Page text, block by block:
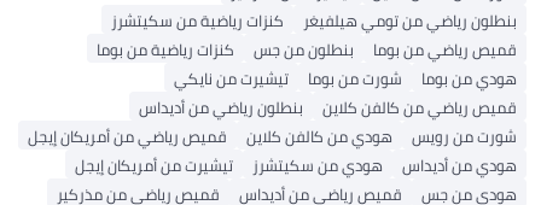
بنطلون رياضي من تومي هيلفيغر
كنزات رياضية من سكيتشرز
قميص رياضي من بوما
بنطلون من جس
كنزات رياضية من بوما
هودي من بوما
شورت من بوما
تيشيرت من نايكي
قميص رياضي من كالفن كلاين
بنطلون رياضي من أديداس
شورت من رويس
هودي من كالفن كلاين
قميص رياضي من أمريكان إيجل
هودي من أديداس
هودي من سكيتشرز
تيشيرت من أمريكان إيجل
هودي من جس
قميص رياضي من أديداس
قميص رياضي من مذركير